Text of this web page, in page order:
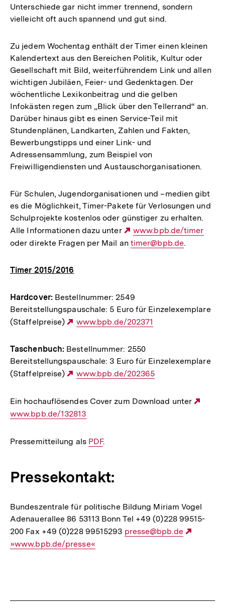
Unterschiede gar nicht immer trennend, sondern
vielleicht oft auch spannend und gut sind.
Zu jedem Wochentag enthält der Timer einen kleinen
Kalendertext aus den Bereichen Politik, Kultur oder
Gesellschaft mit Bild, weiterführendem Link und allen
wichtigen Jubiläen, Feier- und Gedenktagen. Der
wöchentliche Lexikonbeitrag und die gelben
Infokästen regen zum „Blick über den Tellerrand“ an.
Darüber hinaus gibt es einen Service-Teil mit
Stundenplänen, Landkarten, Zahlen und Fakten,
Bewerbungstipps und einer Link- und
Adressensammlung, zum Beispiel von
Freiwilligendiensten und Austauschorganisationen.
Für Schulen, Jugendorganisationen und –medien gibt
es die Möglichkeit, Timer-Pakete für Verlosungen und
Schulprojekte kostenlos oder günstiger zu erhalten.
Alle Informationen dazu unter
Externer
Link:
www.bpb.de/timer
oder direkte Fragen per Mail an E-
timer@bpb.de.
Timer 2015/2016
Hardcover: Bestellnummer: 2549
Bereitstellungspauschale: 5 Euro für Einzelexemplare
(Staffelpreise)
Externer
www.bpb.de/202371
Taschenbuch: Bestellnummer: 2550
Bereitstellungspauschale: 3 Euro für Einzelexemplare
(Staffelpreise)
Externer
www.bpb.de/202365
Ein hochauflösendes Cover zum Download unter
www.bpb.de/132813
Pressemitteilung als Interner
PDF.
Pressekontakt:
Bundeszentrale für politische Bildung Miriam Vogel
Adenauerallee 86 53113 Bonn Tel +49 (0)228 99515-
200 Fax +49 (0)228 99515293 E-
presse@bpb.de
Externer
»www.bpb.de/presse«